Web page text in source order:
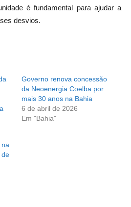
é fundamental para ajudar a
desvios.
Governo renova concessão
da Neoenergia Coelba por
mais 30 anos na Bahia
6 de abril de 2026
Em "Bahia"
de